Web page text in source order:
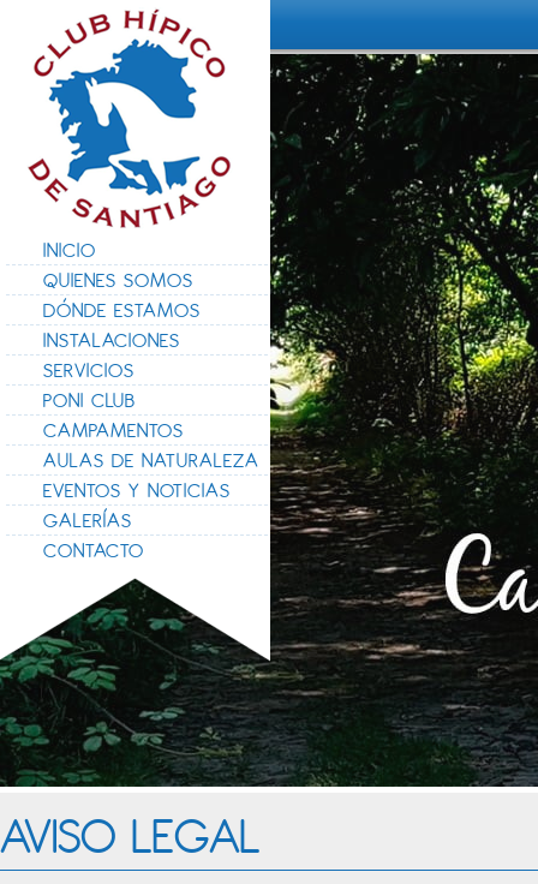
INICIO
QUIENES SOMOS
DÓNDE ESTAMOS
INSTALACIONES
SERVICIOS
PONI CLUB
CAMPAMENTOS
AULAS DE NATURALEZA
EVENTOS Y NOTICIAS
GALERÍAS
CONTACTO
AVISO LEGAL